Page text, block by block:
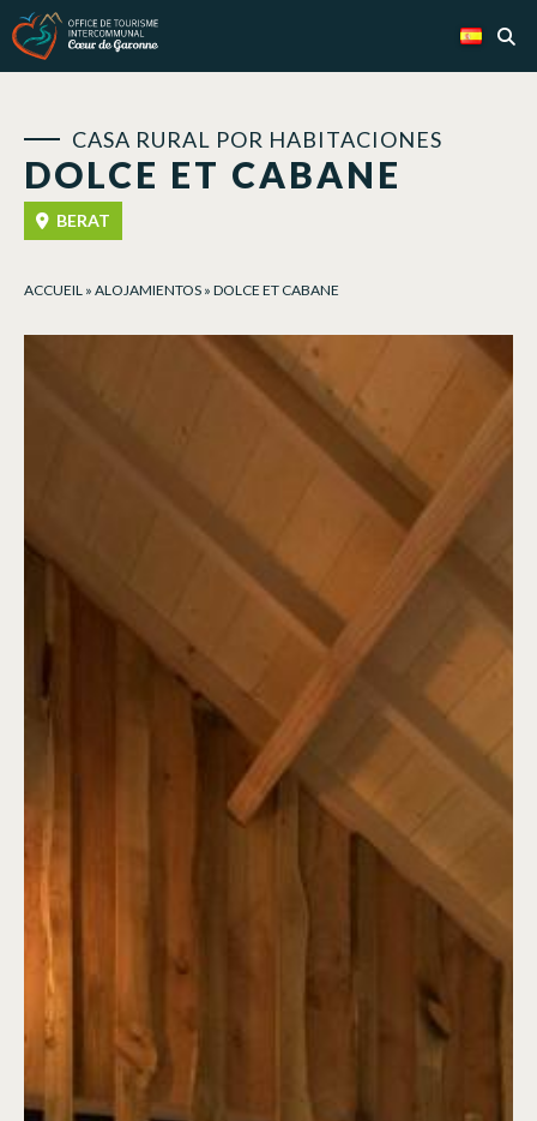
DOLCE ET CABANE
CASA RURAL POR HABITACIONES
BERAT
ACCUEIL » ALOJAMIENTOS » DOLCE ET CABANE
Panel de gestión de cookies